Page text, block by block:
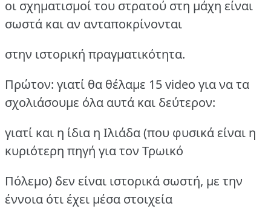
οι σχηματισμοί του στρατού στη μάχη είναι
σωστά και αν ανταποκρίνονται
στην ιστορική πραγματικότητα.
Πρώτον: γιατί θα θέλαμε 15 video για να τα
σχολιάσουμε όλα αυτά και δεύτερον:
γιατί και η ίδια η Ιλιάδα (που φυσικά είναι η
κυριότερη πηγή για τον Τρωικό
Πόλεμο) δεν είναι ιστορικά σωστή, με την
έννοια ότι έχει μέσα στοιχεία